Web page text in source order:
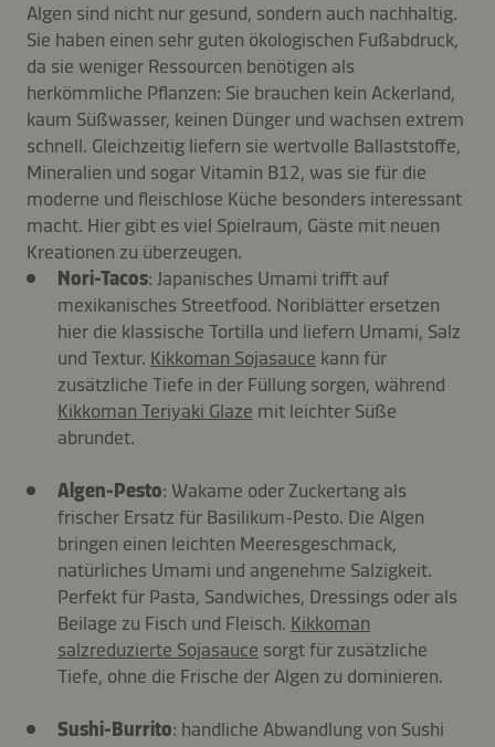
Algen sind nicht nur gesund, sondern auch nachhaltig.
Sie haben einen sehr guten ökologischen Fußabdruck,
da sie weniger Ressourcen benötigen als
herkömmliche Pflanzen: Sie brauchen kein Ackerland,
kaum Süßwasser, keinen Dünger und wachsen extrem
schnell. Gleichzeitig liefern sie wertvolle Ballaststoffe,
Mineralien und sogar Vitamin B12, was sie für die
moderne und fleischlose Küche besonders interessant
macht. Hier gibt es viel Spielraum, Gäste mit neuen
Kreationen zu überzeugen.
Nori-Tacos: Japanisches Umami trifft auf
mexikanisches Streetfood. Noriblätter ersetzen
hier die klassische Tortilla und liefern Umami, Salz
und Textur. Kikkoman Sojasauce kann für
zusätzliche Tiefe in der Füllung sorgen, während
Kikkoman Teriyaki Glaze mit leichter Süße
abrundet.
Algen-Pesto: Wakame oder Zuckertang als
frischer Ersatz für Basilikum-Pesto. Die Algen
bringen einen leichten Meeresgeschmack,
natürliches Umami und angenehme Salzigkeit.
Perfekt für Pasta, Sandwiches, Dressings oder als
Beilage zu Fisch und Fleisch. Kikkoman
salzreduzierte Sojasauce sorgt für zusätzliche
Tiefe, ohne die Frische der Algen zu dominieren.
Sushi-Burrito: handliche Abwandlung von Sushi